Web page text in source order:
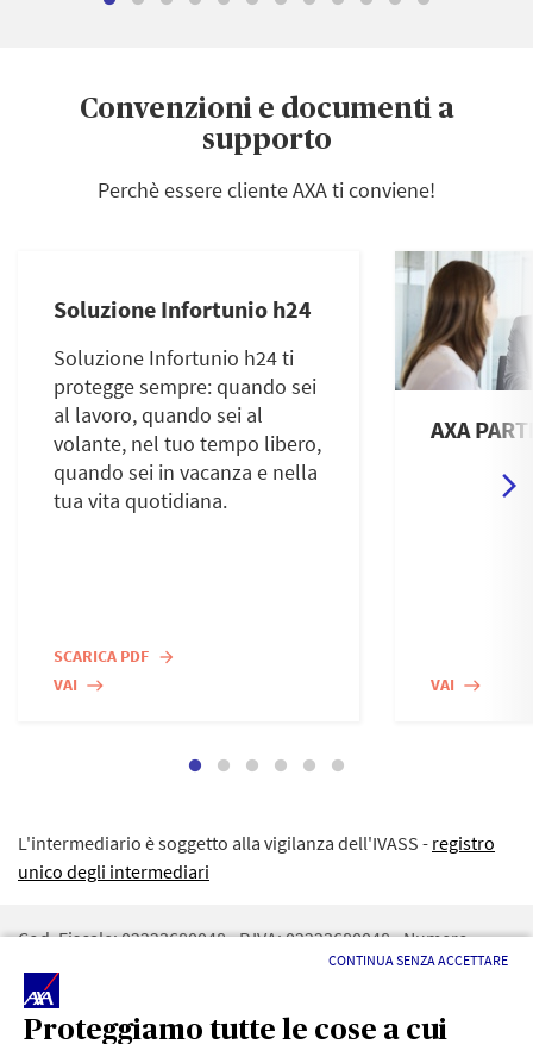
Proteggiamo tutte le cose a cui
CONTINUA SENZA ACCETTARE
Convenzioni e documenti a
supporto
Perchè essere cliente AXA ti conviene!
Soluzione Infortunio h24
Soluzione Infortunio h24 ti
protegge sempre: quando sei
al lavoro, quando sei al
volante, nel tuo tempo libero,
quando sei in vacanza e nella
tua vita quotidiana.
SCARICA PDF arrow_forward
VAI east
AXA
VAI east
L'intermediario è soggetto alla vigilanza dell'IVASS - registro
unico degli intermediari
Cod. Fiscale: 02223680048 - P.IVA: 02223680048 - Numero
iscrizione REA: 162303 - RUI: A000060851 - Numero iscrizione
registro imprese di CN : 02223680048 - PEC:
FERREROASSICURAZIONI@REGISTERPEC.IT